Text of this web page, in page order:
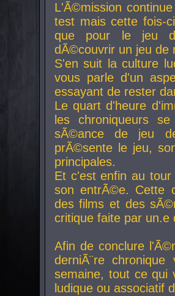
L'Ã©mission
test mais cette fois-
que pour le jeu
dÃ©couvrir un jeu de
S'en suit la culture
vous parle d'un
essayant de rester
Le quart d'heure
les chroniqueurs
sÃ©ance de jeu
prÃ©sente le jeu,
principales.
Et c'est enfin au
son entrÃ©e. Cette
des films et des
critique faite par
Afin de conclure
derniÃ¨re
semaine, tout ce qui
ludique ou associatif